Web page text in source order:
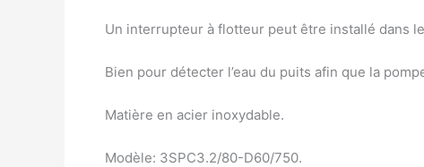
Un interrupteur à flotteur peut être installé dans
Bien pour détecter l’eau du puits afin que la pompe
Matière en acier inoxydable.
Modèle: 3SPC3.2/80-D60/750.